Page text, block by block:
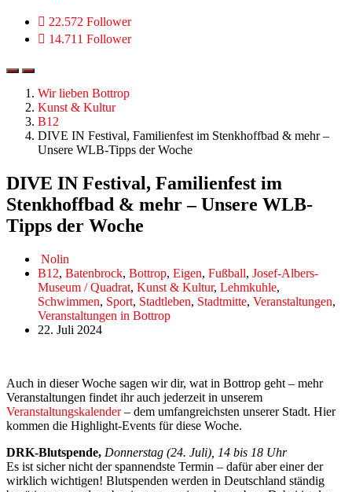
22.572 Follower
14.711 Follower
Wir lieben Bottrop
Kunst & Kultur
B12
DIVE IN Festival, Familienfest im Stenkhoffbad & mehr –
Unsere WLB-Tipps der Woche
DIVE IN Festival, Familienfest im
Stenkhoffbad & mehr – Unsere WLB-
Tipps der Woche
Nolin
B12, Batenbrock, Bottrop, Eigen, Fußball, Josef-Albers-
Museum / Quadrat, Kunst & Kultur, Lehmkuhle,
Schwimmen, Sport, Stadtleben, Stadtmitte, Veranstaltungen,
Veranstaltungen in Bottrop
22. Juli 2024
Auch in dieser Woche sagen wir dir, wat in Bottrop geht – mehr
Veranstaltungen findet ihr auch jederzeit in unserem
Veranstaltungskalender– dem umfangreichsten unserer Stadt. Hier
kommen die Highlight-Events für diese Woche.
DRK-Blutspende, Donnerstag (24. Juli), 14 bis 18 Uhr
Es ist sicher nicht der spannendste Termin – dafür aber einer der
wirklich wichtigen! Blutspenden werden in Deutschland ständig